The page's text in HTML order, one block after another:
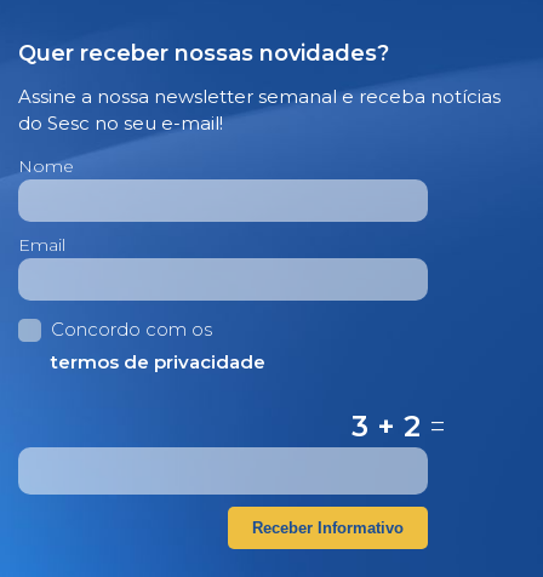
Quer receber nossas novidades?
Assine a nossa newsletter semanal e receba notícias
do Sesc no seu e-mail!
Nome
Email
Concordo com os
termos de privacidade
3 + 2 =
Receber Informativo